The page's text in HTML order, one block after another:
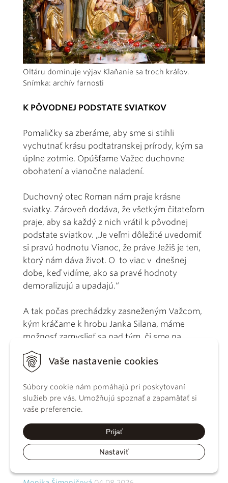
Vaše nastavenie cookies
Súbory cookie nám pomáhajú pri poskytovaní
služieb pre vás. Umožňujú spoznať a zapamätať si
vaše preferencie.
Prijať
Nastaviť
Oltáru dominuje výjav Klaňanie sa troch kráľov.
Snímka: archív farnosti
K PÔVODNEJ PODSTATE SVIATKOV
Pomaličky sa zberáme, aby sme si stihli
vychutnať krásu podtatranskej prírody, kým sa
úplne zotmie. Opúšťame Važec duchovne
obohatení a vianočne naladení.
Duchovný otec Roman nám praje krásne
sviatky. Zároveň dodáva, že všetkým čitateľom
praje, aby sa každý z nich vrátil k pôvodnej
podstate sviatkov. „Je veľmi dôležité uvedomiť
si pravú hodnotu Vianoc, že práve Ježiš je ten,
ktorý nám dáva život. O to viac v dnešnej
dobe, keď vidíme, ako sa pravé hodnoty
demoralizujú a upadajú.“
A tak počas prechádzky zasneženým Važcom,
kým kráčame k hrobu Janka Silana, máme
možnosť zamyslieť sa nad tým, či sme na
tohtoročné Vianoce naozaj dobre pripravení.
Celú fotogalériu k článku si môžete pozrieť
Súvisiace články